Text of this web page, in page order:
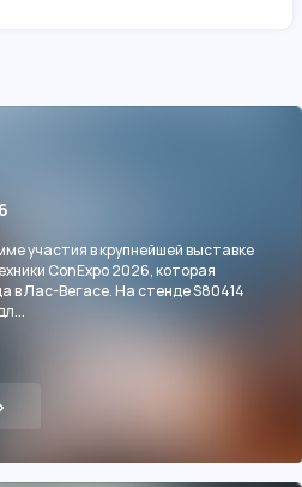
участия в крупнейшей выставке
ConExpo 2026, которая
в Лас-Вегасе. На стенде S80414